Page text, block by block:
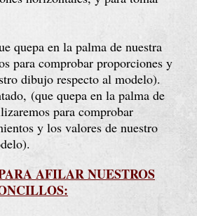
quepa en la palma de nuestra
para comprobar proporciones y
dibujo respecto al modelo).
(que quepa en la palma de
para comprobar
y los valores de nuestro
AFILAR NUESTROS